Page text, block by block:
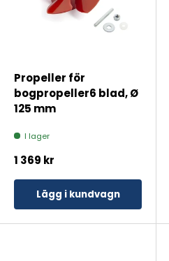
Propeller för
bogpropeller6 blad, Ø
125 mm
I lager
1 369 kr
Lägg i kundvagn